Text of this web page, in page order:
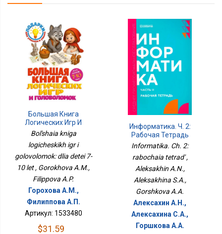
Большая Книга
Логических Игр И
Головоломок: Для
Детей 7-10 Лет
Bol'shaia kniga
logicheskikh igr i
golovolomok: dlia detei 7-
10 let , Gorokhova A.M.,
Filippova A.P.
Горохова А.М.,
Филиппова А.П.
Артикул: 1533480
$31.59
Информатика. Ч. 2:
Рабочая Тетрадь
Informatika. Ch. 2:
rabochaia tetrad' ,
Aleksakhin A.N.,
Aleksakhina S.A.,
Gorshkova A.A.
Алексахин А.Н.,
Алексахина С.А.,
Горшкова А.А.